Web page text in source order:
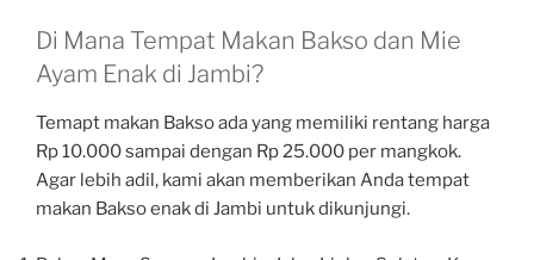
Di Mana Tempat Makan Bakso dan Mie
Ayam Enak di Jambi?
Temapt makan Bakso ada yang memiliki rentang harga
Rp 10.000 sampai dengan Rp 25.000 per mangkok.
Agar lebih adil, kami akan memberikan Anda tempat
makan Bakso enak di Jambi untuk dikunjungi.